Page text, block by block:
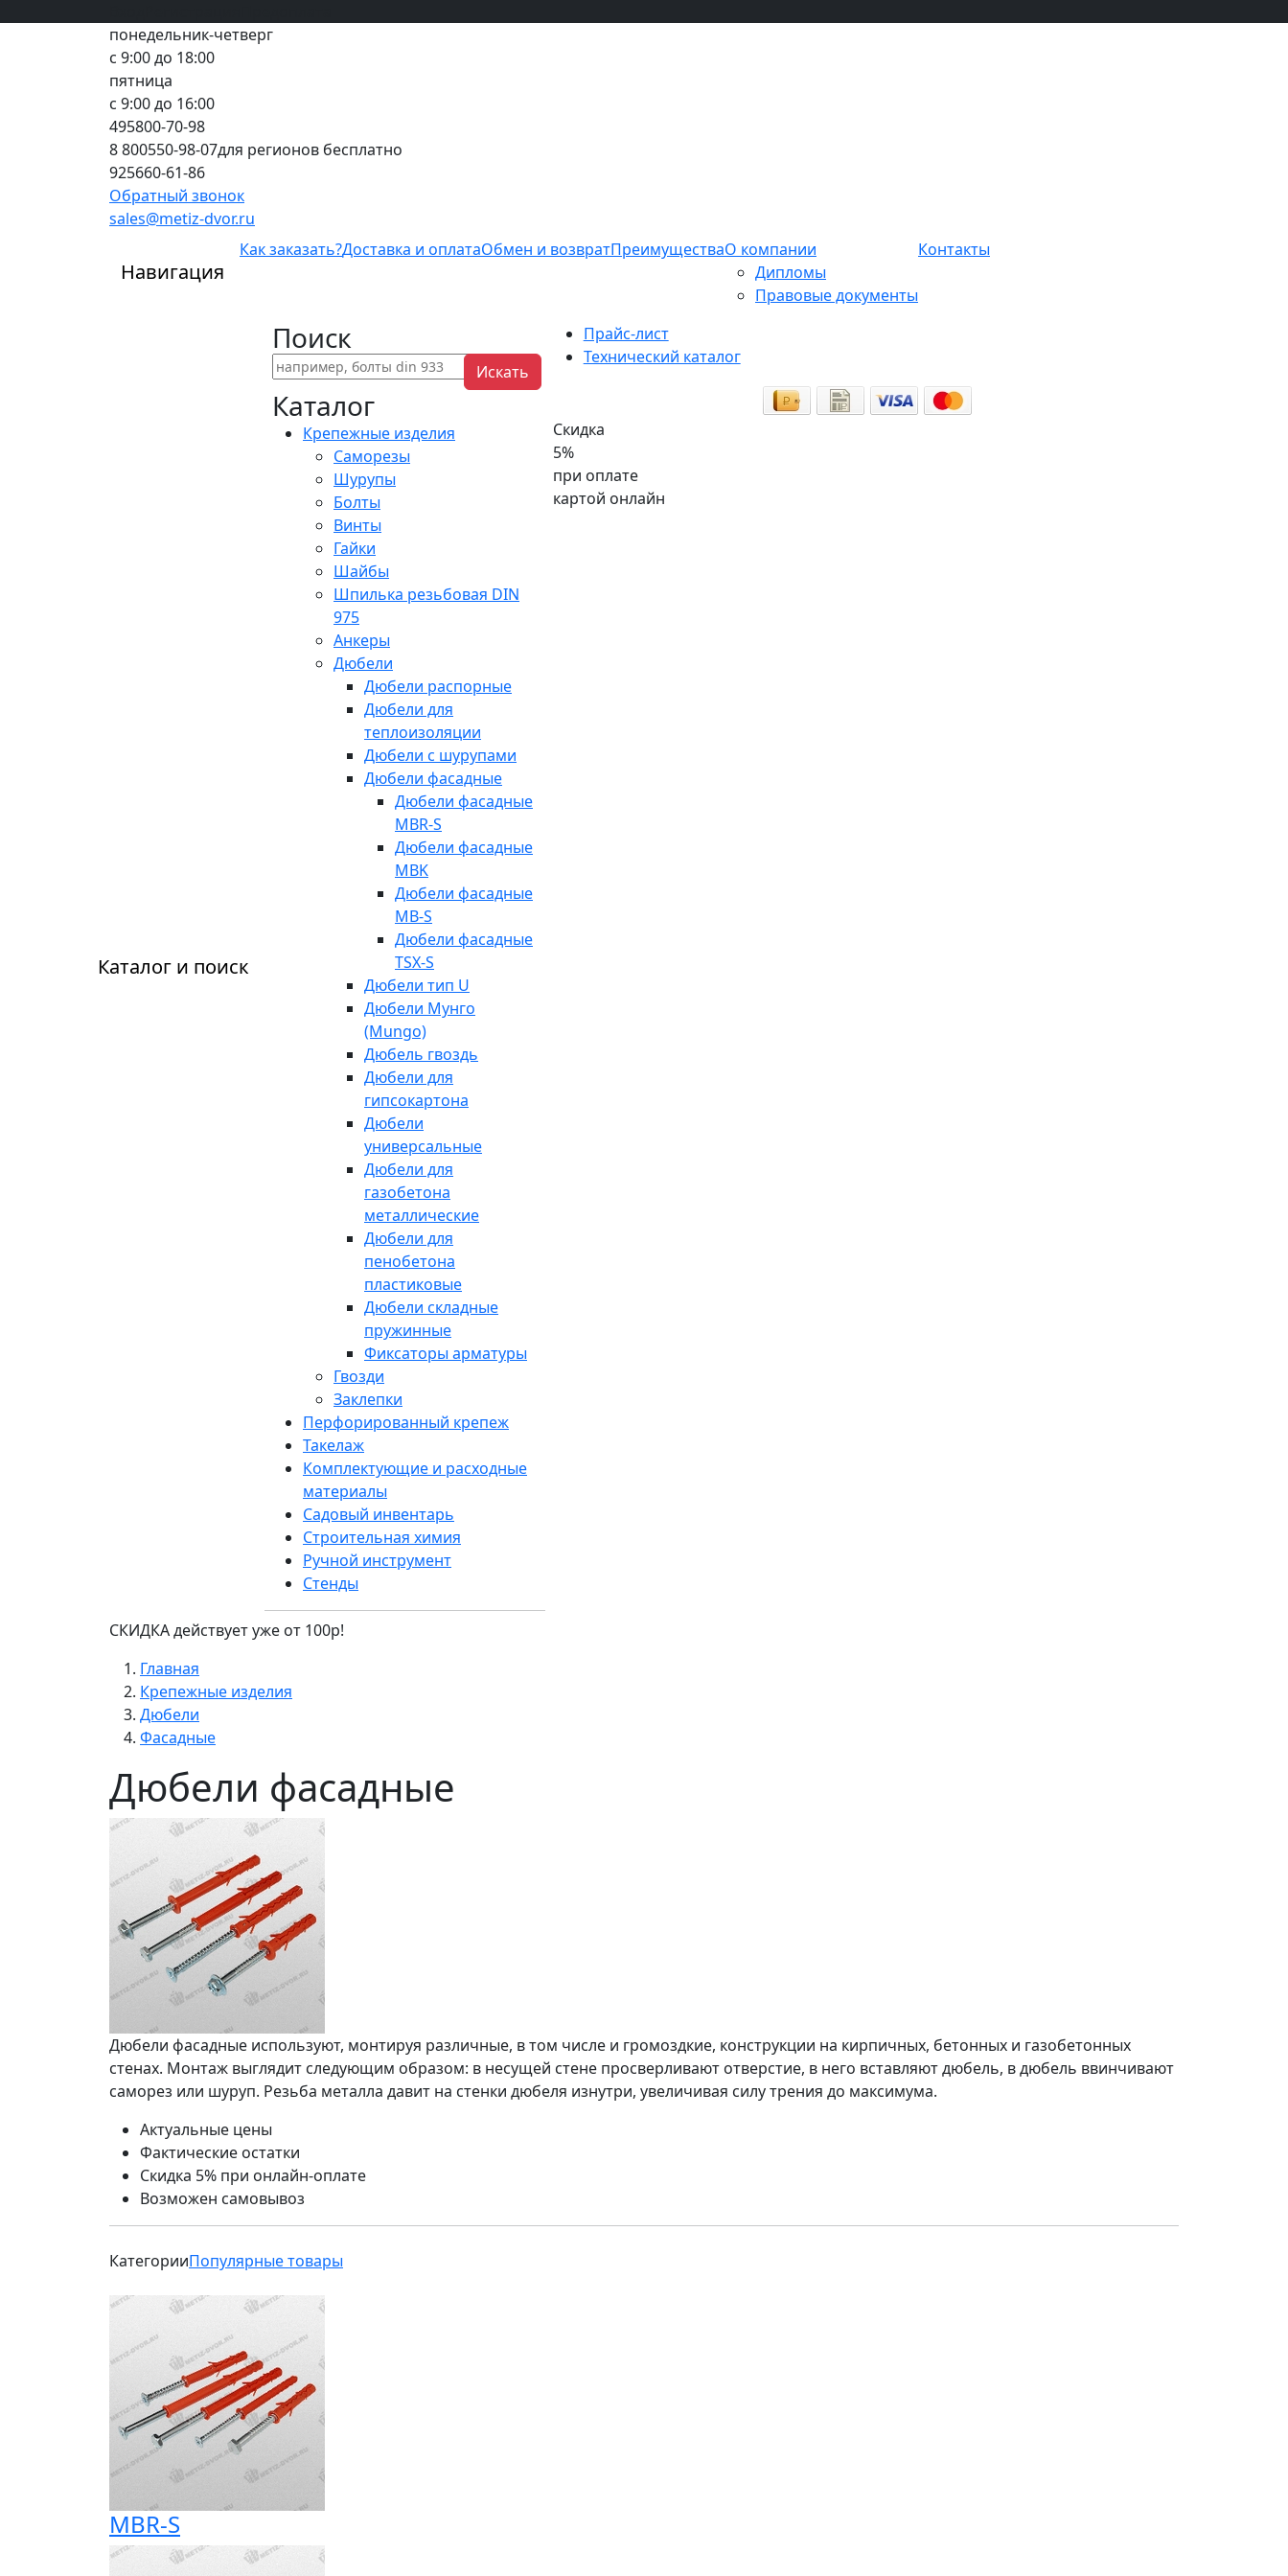
понедельник-четверг
с 9:00 до 18:00
пятница
с 9:00 до 16:00
495800-70-98
8 800550-98-07для регионов бесплатно
925660-61-86
Обратный звонок
sales@metiz-dvor.ru
Навигация
Как заказать?Доставка и оплатаОбмен и возвратПреимуществаО компании
Дипломы
Правовые документы
Контакты
Каталог и поиск
Поиск
Искать
Каталог
Крепежные изделия
Саморезы
Шурупы
Болты
Винты
Гайки
Шайбы
Шпилька резьбовая DIN
975
Анкеры
Дюбели
Дюбели распорные
Дюбели для
теплоизоляции
Дюбели с шурупами
Дюбели фасадные
Дюбели фасадные
MBR-S
Дюбели фасадные
MBK
Дюбели фасадные
MB-S
Дюбели фасадные
TSX-S
Дюбели тип U
Дюбели Мунго
(Mungo)
Дюбель гвоздь
Дюбели для
гипсокартона
Дюбели
универсальные
Дюбели для
газобетона
металлические
Дюбели для
пенобетона
пластиковые
Дюбели складные
пружинные
Фиксаторы арматуры
Гвозди
Заклепки
Перфорированный крепеж
Такелаж
Комплектующие и расходные
материалы
Садовый инвентарь
Строительная химия
Ручной инструмент
Стенды
Прайс-лист
Технический каталог
Скидка
5%
при оплате
картой онлайн
СКИДКА действует уже от 100р!
Главная
Крепежные изделия
Дюбели
Фасадные
Дюбели фасадные
Дюбели фасадные используют, монтируя различные, в том числе и громоздкие, конструкции на кирпичных, бетонных и газобетонных
стенах. Монтаж выглядит следующим образом: в несущей стене просверливают отверстие, в него вставляют дюбель, в дюбель ввинчивают
саморез или шуруп. Резьба металла давит на стенки дюбеля изнутри, увеличивая силу трения до максимума.
Актуальные цены
Фактические остатки
Скидка 5% при онлайн-оплате
Возможен самовывоз
КатегорииПопулярные товары
MBR-S